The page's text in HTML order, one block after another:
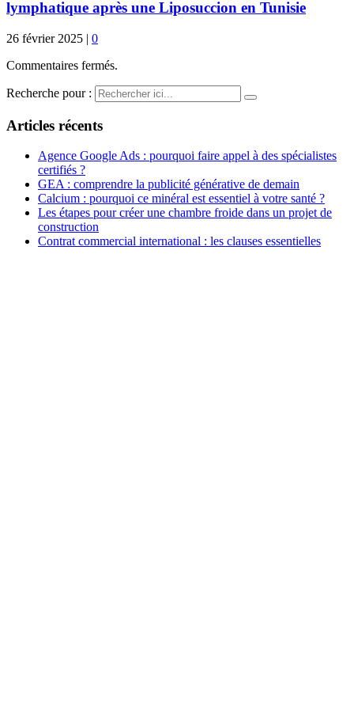
lymphatique après une Liposuccion en Tunisie
26 février 2025 | 0
Commentaires fermés.
Recherche pour :
Articles récents
Agence Google Ads : pourquoi faire appel à des spécialistes
certifiés ?
GEA : comprendre la publicité générative de demain
Calcium : pourquoi ce minéral est essentiel à votre santé ?
Les étapes pour créer une chambre froide dans un projet de
construction
Contrat commercial international : les clauses essentielles